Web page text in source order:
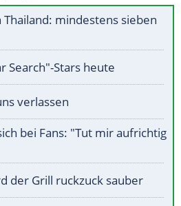
Thailand: mindestens sieben
Search"-Stars heute
verlassen
bei Fans: "Tut mir aufrichtig
der Grill ruckzuck sauber